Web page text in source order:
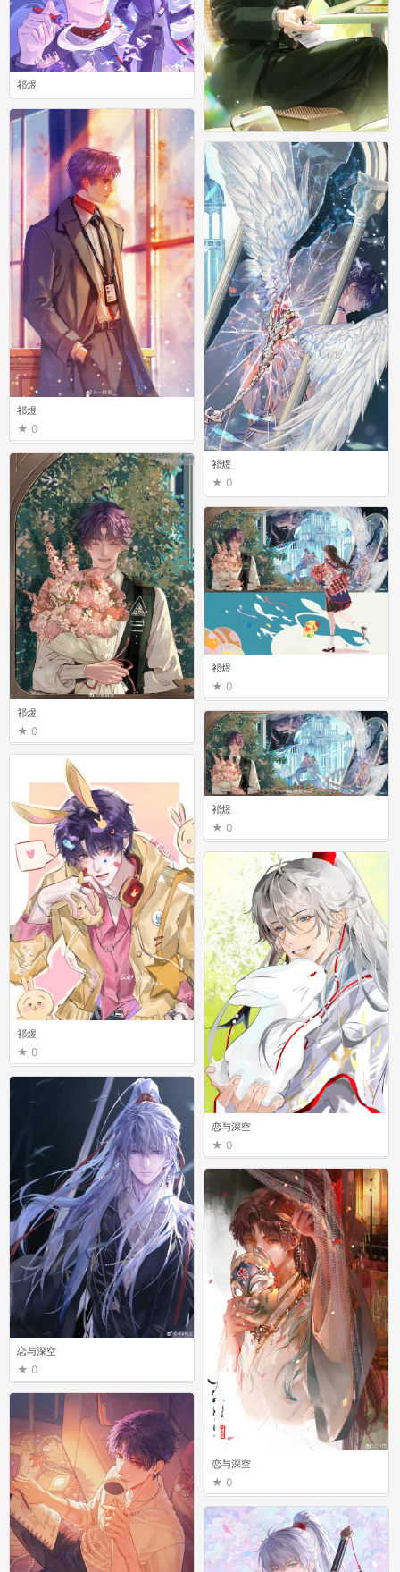
祁煜
0
祁煜
0
祁煜
0
祁煜
0
恋与深空
0
祁煜
0
祁煜
0
恋与深空
0
恋与深空
0
祁煜
0
祁煜
0